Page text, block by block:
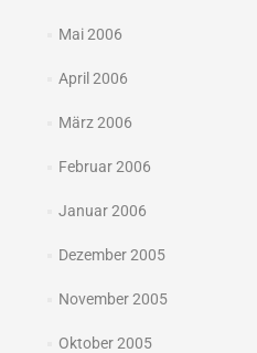
Mai 2006
April 2006
März 2006
Februar 2006
Januar 2006
Dezember 2005
November 2005
Oktober 2005